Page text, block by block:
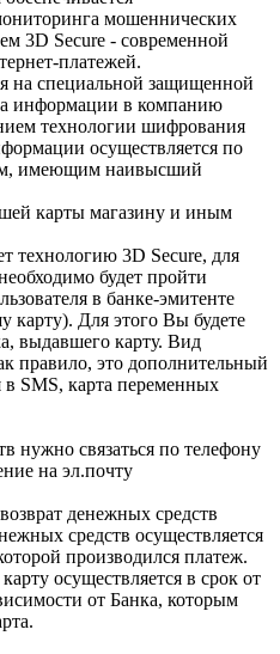
мошеннических
3D Secure - современной
платежей.
на специальной защищенной
информации в компанию
технологии шифрования
осуществляется по
имеющим наивысший
карты магазину и иным
технологию 3D Secure, для
будет пройти
в банке-эмитенте
карту). Для этого Вы будете
выдавшего карту. Вид
правило, это дополнительный
в SMS, карта переменных
нужно связаться по телефону
на эл.почту
денежных средств
средств осуществляется
производился платеж.
осуществляется в срок от
от Банка, которым